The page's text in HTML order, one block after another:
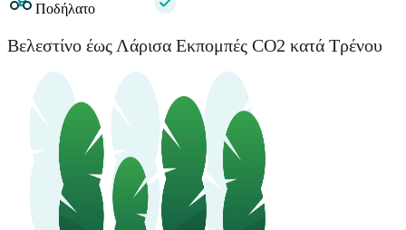
Ποδήλατο
Βελεστίνο έως Λάρισα Εκπομπές CO2 κατά Τρένου